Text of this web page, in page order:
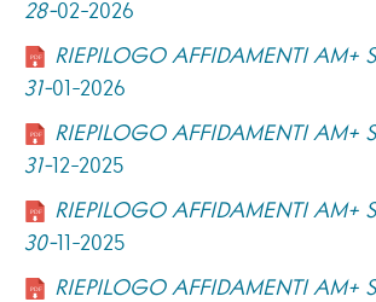
28-02-2026
RIEPILOGO AFFIDAMENTI AM+
31-01-2026
RIEPILOGO AFFIDAMENTI AM+
31-12-2025
RIEPILOGO AFFIDAMENTI AM+
30-11-2025
RIEPILOGO AFFIDAMENTI AM+